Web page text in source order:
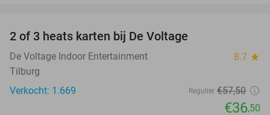
2 of 3 heats karten bij De Voltage
De Voltage Indoor Entertainment 8.7 star
Tilburg
Verkocht: 1.669
Regulier €57,50
€36,50